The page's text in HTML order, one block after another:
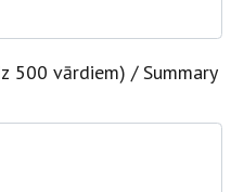
500 vārdiem) / Summary